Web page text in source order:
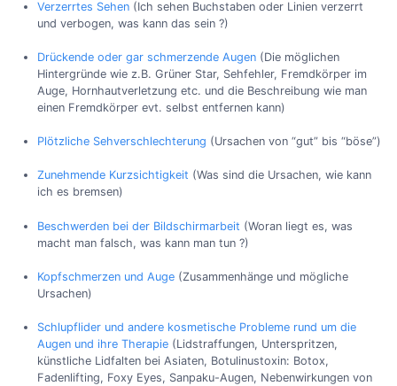
Verzerrtes Sehen(Ich sehen Buchstaben oder Linien verzerrt
und verbogen, was kann das sein ?)
Drückende oder gar schmerzende Augen(Die möglichen
Hintergründe wie z.B. Grüner Star, Sehfehler, Fremdkörper im
Auge, Hornhautverletzung etc. und die Beschreibung wie man
einen Fremdkörper evt. selbst entfernen kann)
Plötzliche Sehverschlechterung (Ursachen von “gut” bis “böse”)
Zunehmende Kurzsichtigkeit (Was sind die Ursachen, wie kann
ich es bremsen)
Beschwerden bei der Bildschirmarbeit (Woran liegt es, was
macht man falsch, was kann man tun ?)
Kopfschmerzen und Auge(Zusammenhänge und mögliche
Ursachen)
Schlupflider und andere kosmetische Probleme rund um die
Augen und ihre Therapie(Lidstraffungen, Unterspritzen,
künstliche Lidfalten bei Asiaten, Botulinustoxin: Botox,
Fadenlifting, Foxy Eyes, Sanpaku-Augen, Nebenwirkungen von